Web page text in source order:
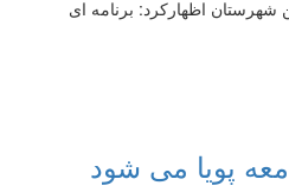
اظهارکرد: برنامه ای
پویا می شود